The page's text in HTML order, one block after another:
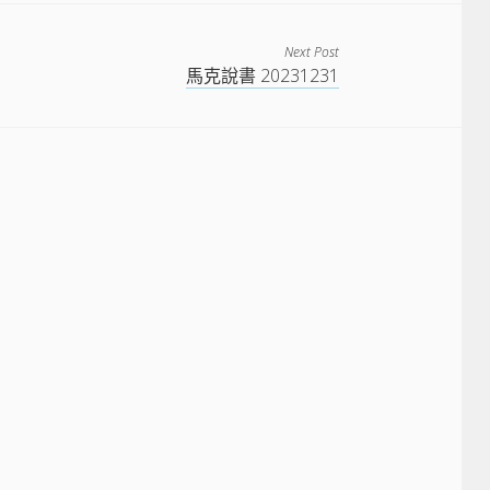
Next Post
馬克說書 20231231